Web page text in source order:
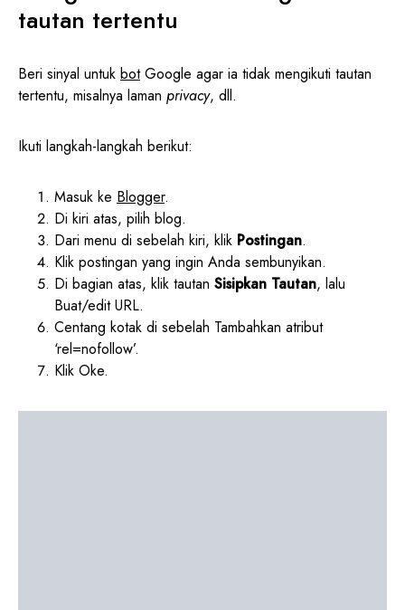
tautan tertentu
Beri sinyal untuk botGoogle agar ia tidak mengikuti tautan
tertentu, misalnya laman privacy, dll.
Ikuti langkah-langkah berikut:
Masuk ke Blogger.
Di kiri atas, pilih blog.
Dari menu di sebelah kiri, klik Postingan.
Klik postingan yang ingin Anda sembunyikan.
Di bagian atas, klik tautan Sisipkan Tautan, lalu
Buat/edit URL.
Centang kotak di sebelah Tambahkan atribut
‘rel=nofollow’.
Klik Oke.